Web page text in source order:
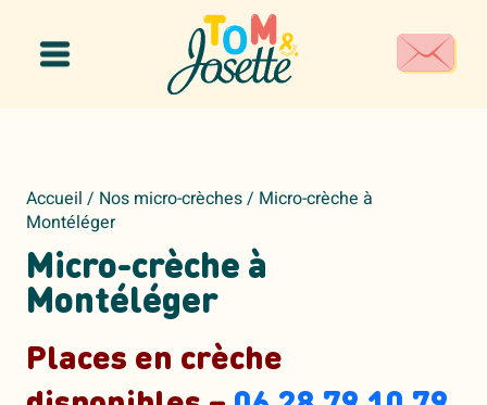
Accueil / Nos micro-crèches/ Micro-crèche à
Montéléger
Micro-crèche à
Montéléger
Places en crèche
Panneau de gestion des cookies